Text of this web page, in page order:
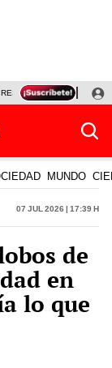
HOY
MUNDO
07 Jul 2026 | 17:39 h
de
en
lo que